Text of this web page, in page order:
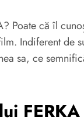
Poate că îl
Indiferent de
sa, ce
FERKA